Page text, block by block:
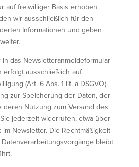
auf freiwilliger Basis erhoben.
wir ausschließlich für den
Informationen und geben
das Newsletteranmeldeformular
erfolgt ausschließlich auf
(Art. 6 Abs. 1 lit. a DSGVO).
zur Speicherung der Daten, der
deren Nutzung zum Versand des
jederzeit widerrufen, etwa über
im Newsletter. Die Rechtmäßigkeit
bleibt